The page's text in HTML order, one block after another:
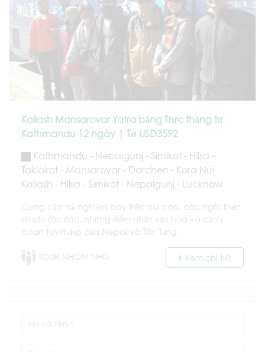
Kailash Mansarovar Yatra bằng Trực thăng từ
Kathmandu 12 ngày | Từ USD3592
Kathmandu - Nepalgunj - Simikot - Hilsa -
Taklakot - Mansarovar - Darchen - Kora Núi
Kailash - Hilsa - Simikot - Nepalgunj - Lucknow
Cung cấp trải nghiệm bay trên núi cao, các nghi thức
Hindu độc đáo, những điểm nhấn văn hóa và cảnh
quan tuyệt đẹp của Nepal và Tây Tạng.
TOUR NHÓM NHỎ Xem chi tiết